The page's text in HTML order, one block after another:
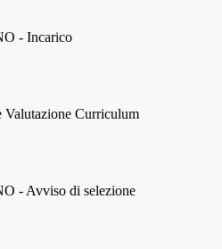
- Incarico
Curriculum
- Avviso di selezione